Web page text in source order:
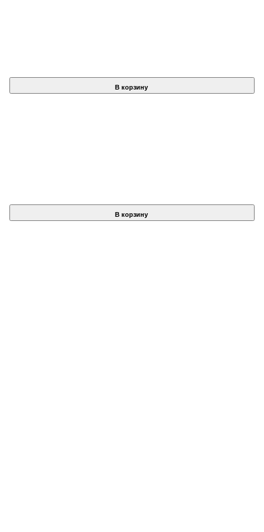
В корзину
В корзину